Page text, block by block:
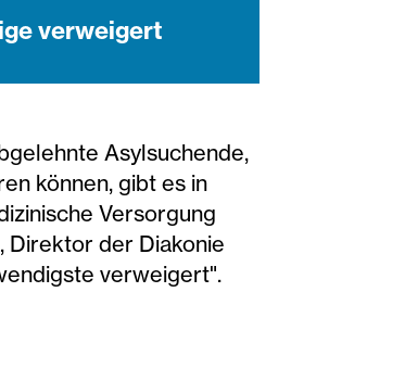
verweigert
Asylsuchende,
können, gibt es in
Versorgung
Direktor der Diakonie
verweigert".